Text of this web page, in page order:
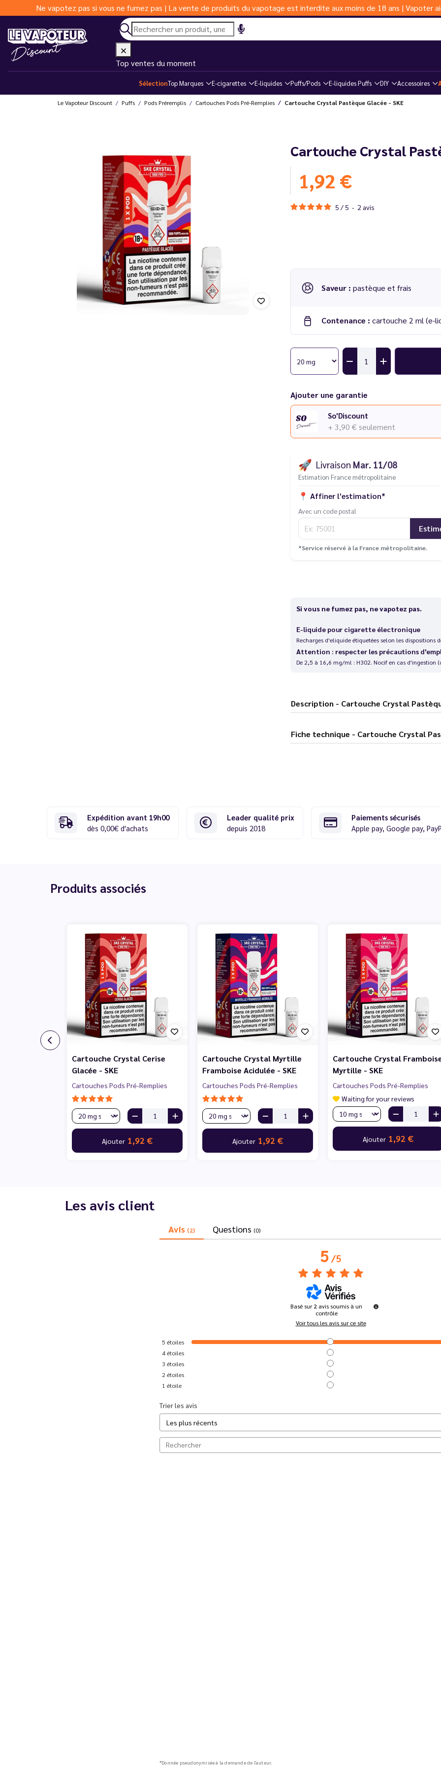
Ne vapotez pas si vous ne fumez pas | La vente de produits du vapotage est interdite aux moins de 18 ans | Vapoter
Top ventes du moment
SélectionTop Marques E-cigarettes E-liquides Puffs/Pods E-liquides Puffs DIY Accessoires
Le Vapoteur Discount Puffs Pods Préremplis Cartouches Pods Pré-Remplies Cartouche Crystal Pastèque Glacée - SKE
Cartouche Crystal
1,92 €
5 / 5 - 2 avis
Saveur : pastèque et frais
Contenance : cartouche 2 ml (e-
Compatible :Puff Crystal Plus SKE
Ajouter une garantie
So'Discount
+ 3,90 € seulement
🚀 Livraison Mar. 11/08
Estimation France métropolitaine
📍 Affiner l'estimation*
Avec un code postal
*Service réservé à la France métropolitaine.
Si vous ne fumez pas, ne vapotez pas.
E-liquide pour cigarette électronique
Recharges d'eliquide étiquetées selon les
Attention : respecter les précautions
De 2,5 à 16,6 mg/ml : H302. Nocif en cas d'ingestion
Description - Cartouche Crystal
Fiche technique - Cartouche
Expédition avant 19h00
dès 0,00€ d'achats
Leader qualité prix
depuis 2018
Paiements sécurisés
Apple pay, Google pay,
Produits associés
Cartouche Crystal Cerise
Glacée - SKE
Cartouches Pods Pré-Remplies
Ajouter 1,92 €
Cartouche Crystal Myrtille
Framboise Acidulée - SKE
Cartouches Pods Pré-Remplies
Ajouter 1,92 €
Cartouche Crystal
Myrtille - SKE
Cartouches Pods Pré-Remplies
Waiting for your reviews
Ajouter 1,92 €
Les avis client
Avis (2) Questions (0)
5/5
Basé sur2 avis soumis à un
contrôle
Voir tous les avis sur ce site
5 étoiles
4étoiles
3 étoiles
2 étoiles
1 étoile
Trier les avis
*Donnée pseudonymisée à la demande de l'auteur.